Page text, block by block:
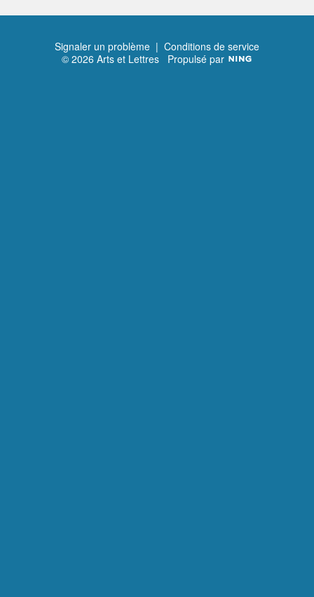
Signaler un problème | Conditions de service
© 2026 Arts et Lettres Propulsé par